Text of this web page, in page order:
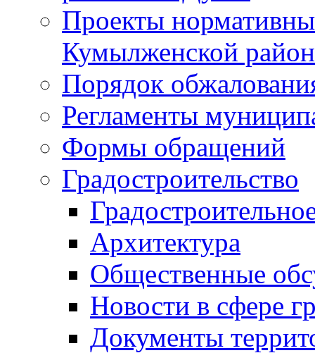
Проекты
Кумылженской
Порядок
Регламенты
Формы обращений
Градостроительство
Архитектура
Общественные
Новости в сфере
Документы